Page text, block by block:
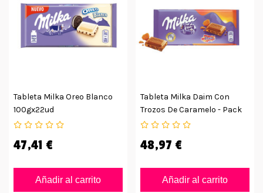
Tableta Milka Oreo Blanco
100gx22ud
47,41 €
Añadir al carrito
Tableta Milka Daim Con
Trozos De Caramelo - Pack
De 22 Unidades
48,97 €
Añadir al carrito